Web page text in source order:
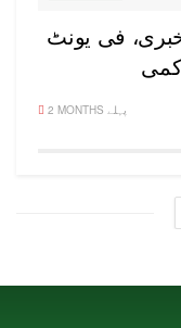
فی یونٹ
2 MONTHS پہلے